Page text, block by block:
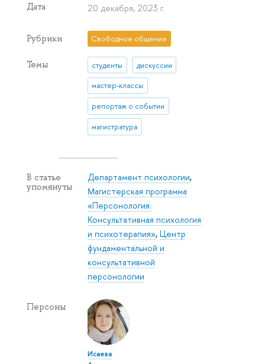
Дата 20 декабря, 2023 г.
Рубрики Свободное общение
Темы студенты дискуссии
мастер-классы
репортаж о событии
магистратура
В статье
упомянуты
Департамент психологии,
Магистерская программа
«Персонология.
Консультативная психология
и психотерапия»,Центр
фундаментальной и
консультативной
персонологии
Персоны
Исаева